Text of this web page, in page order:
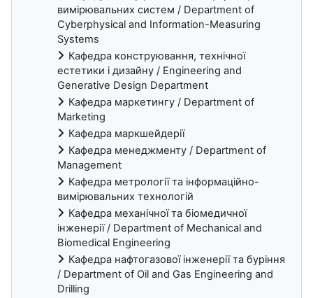
вимірювальних систем / Department of
Cyberphysical and Information-Measuring
Systems
Кафедра конструювання, технічної
естетики і дизайну / Engineering and
Generative Design Department
Кафедра маркетингу / Department of
Marketing
Кафедра маркшейдерії
Кафедра менеджменту / Department of
Management
Кафедра метрології та інформаційно-
вимірювальних технологій
Кафедра механічної та біомедичної
інженерії / Department of Mechanical and
Biomedical Engineering
Кафедра нафтогазової інженерії та буріння
/ Department of Oil and Gas Engineering and
Drilling